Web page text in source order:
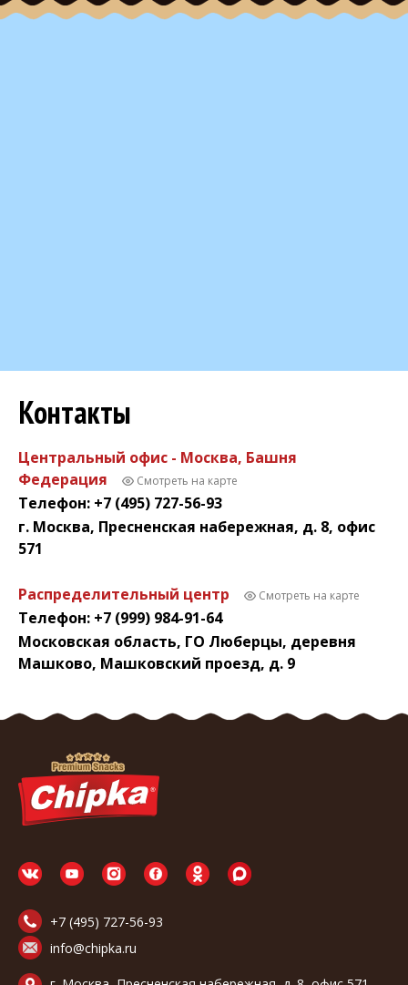
Контакты
Центральный офис - Москва, Башня
Федерация
Смотреть на карте
Телефон: +7 (495) 727-56-93
г. Москва, Пресненская набережная, д. 8, офис
571
Распределительный центр Смотреть на карте
Телефон: +7 (999) 984-91-64
Московская область, ГО Люберцы, деревня
Машково, Машковский проезд, д. 9
+7 (495) 727-56-93
info@chipka.ru